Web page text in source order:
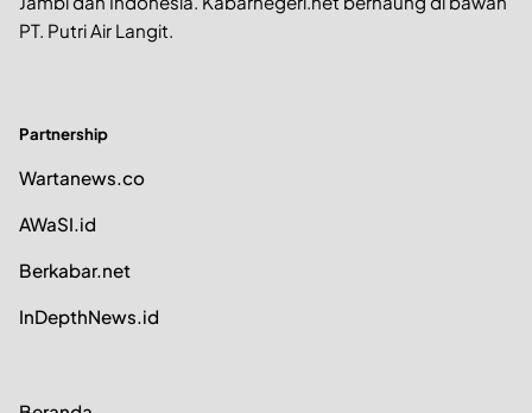
PT. Putri Air Langit.
Partnership
Wartanews.co
AWaSI.id
Berkabar.net
InDepthNews.id